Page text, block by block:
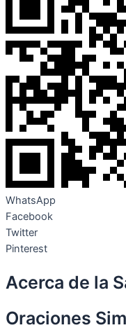
WhatsApp
Facebook
Twitter
Pinterest
Acerca de la
Oraciones